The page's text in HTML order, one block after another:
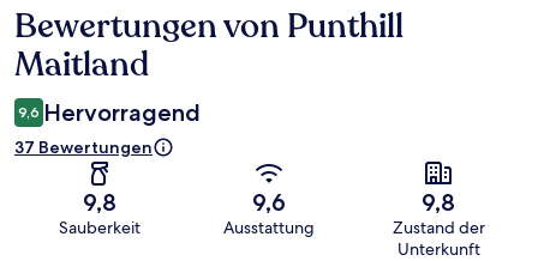
Bewertungen
Bewertungen von Punthill
Maitland
9,6 Hervorragend
37 Bewertungen
9,8
Sauberkeit
9,6
Ausstattung
9,8
Zustand der
Unterkunft